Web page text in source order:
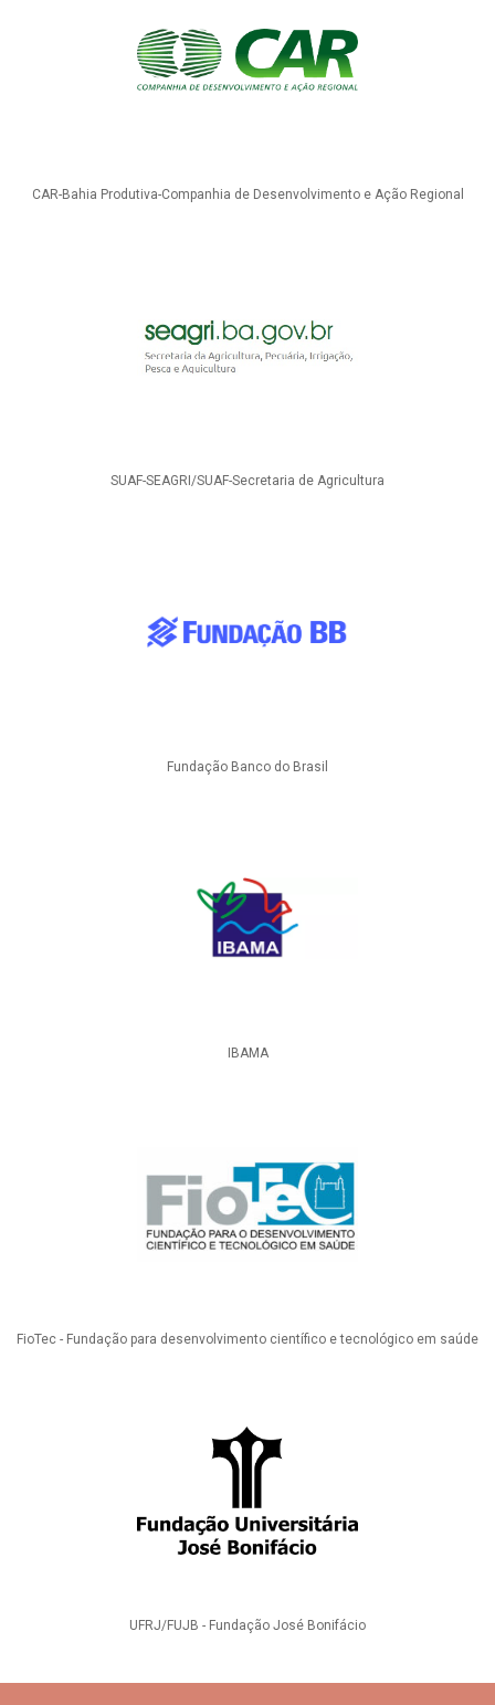
CAR-Bahia Produtiva-Companhia de Desenvolvimento e Ação Regional
SUAF-SEAGRI/SUAF-Secretaria de Agricultura
Fundação Banco do Brasil
IBAMA
FioTec - Fundação para desenvolvimento científico e tecnológico em saúde
UFRJ/FUJB - Fundação José Bonifácio